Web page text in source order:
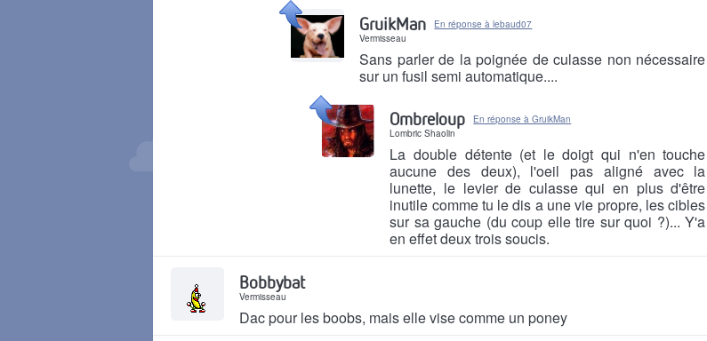
Il y a 2 mois
GruikMan
En réponse à lebaud07
Vermisseau
Sans parler de la poignée de culasse non nécessaire
sur un fusil semi automatique....
Il y a 2 mois
Ombreloup
En réponse à GruikMan
Lombric Shaolin
La double détente (et le doigt qui n'en touche
aucune des deux), l'oeil pas aligné avec la
lunette, le levier de culasse qui en plus d'être
inutile comme tu le dis a une vie propre, les cibles
sur sa gauche (du coup elle tire sur quoi ?)... Y'a
en effet deux trois soucis.
Bobbybat
Vermisseau
Dac pour les boobs, mais elle vise comme un poney